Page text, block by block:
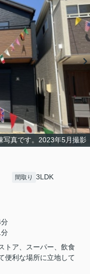
写真です。2023年5月撮影
間取り 3LDK
分
トア、スーパー、飲食
便利な場所に立地して